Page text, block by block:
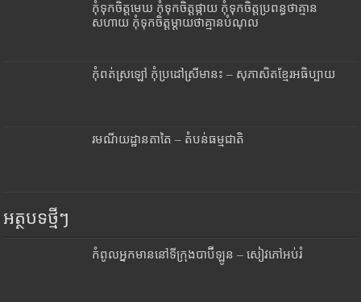
កុំទុកចិត្តមេឃ កុំទុកចិត្តផ្កាយ កុំទុកចិត្តប្រពន្ធថាគ្មាន
សហាយ កុំទុកចិត្តម្តាយថាគ្មានបំណុល
កុំពត់ស្រឡៅ កុំប្រដៅស្រីមានះ – សុភាសិតខ្មែរអធិប្បាយ
រមណីយដ្ឋានតាតៃ – តំបន់ធម្មជាតិ
អត្ថបទថ្មីៗ
កំពូលអ្នកមាននៅទីក្រុងបាប៊ីឡូន – សៀវភៅអប់រំ